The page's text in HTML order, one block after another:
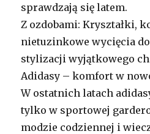
sprawdzają się latem.
Z ozdobami: Kryształki,
nietuzinkowe wycięcia
stylizacji wyjątkowego
Adidasy – komfort w
W ostatnich latach
tylko w sportowej
modzie codziennej i